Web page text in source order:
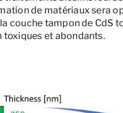
de matériaux sera
couche tampon de
toxiques et abondants.